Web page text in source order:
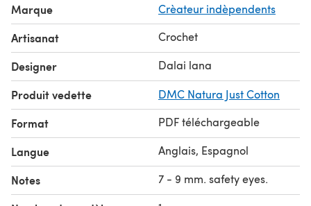
nivel medio - avanzado. El juguete terminado mide
aproximadamente 10 cm. / 4 pulgadas, pero el tamaño
puede variar dependiendo de la cantidad de relleno y el
tipo de hilado que elijas.
Puedes vender el juguete terminado, pero no el patrón o
cualquiera de sus partes.
Este no es el juguete terminado a la venta. Necesitas
saber tejer a crochet para terminarlo.
Marque Crèateur indèpendents
Artisanat Crochet
Designer Dalai lana
Produit vedette DMC Natura Just Cotton
Format PDF téléchargeable
Langue Anglais, Espagnol
Notes 7 - 9 mm. safety eyes.